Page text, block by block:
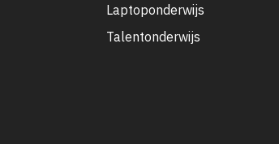
Laptoponderwijs
Talentonderwijs